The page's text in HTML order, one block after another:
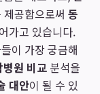
공함으로써 동
가고 있습니다.
이 가장 궁금해
원 비교 분석을
대안이 될 수 있